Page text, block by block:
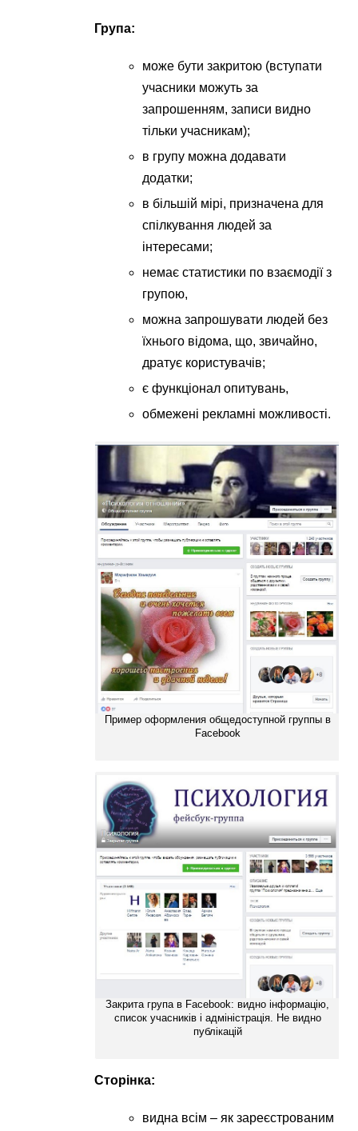
Група:
може бути закритою (вступати
учасники можуть за
запрошенням, записи видно
тільки учасникам);
в групу можна додавати
додатки;
в більшій мірі, призначена для
спілкування людей за
інтересами;
немає статистики по взаємодії з
групою,
можна запрошувати людей без
їхнього відома, що, звичайно,
дратує користувачів;
є функціонал опитувань,
обмежені рекламні можливості.
Пример оформления общедоступной группы в
Facebook
Закрита група в Facebook: видно інформацію,
список учасників і адміністрація. Не видно
публікацій
Сторінка:
видна всім – як зареєстрованим